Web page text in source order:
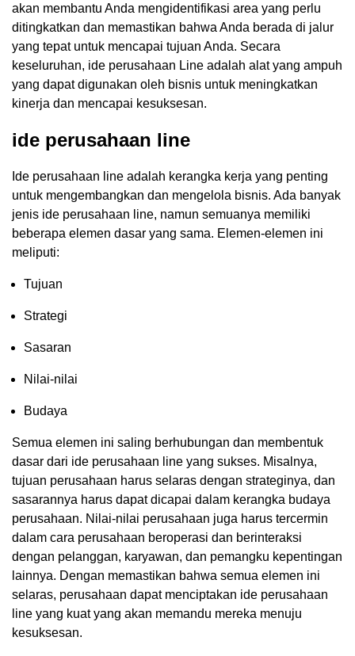
akan membantu Anda mengidentifikasi area yang perlu
ditingkatkan dan memastikan bahwa Anda berada di jalur
yang tepat untuk mencapai tujuan Anda. Secara
keseluruhan, ide perusahaan Line adalah alat yang ampuh
yang dapat digunakan oleh bisnis untuk meningkatkan
kinerja dan mencapai kesuksesan.
ide perusahaan line
Ide perusahaan line adalah kerangka kerja yang penting
untuk mengembangkan dan mengelola bisnis. Ada banyak
jenis ide perusahaan line, namun semuanya memiliki
beberapa elemen dasar yang sama. Elemen-elemen ini
meliputi:
Tujuan
Strategi
Sasaran
Nilai-nilai
Budaya
Semua elemen ini saling berhubungan dan membentuk
dasar dari ide perusahaan line yang sukses. Misalnya,
tujuan perusahaan harus selaras dengan strateginya, dan
sasarannya harus dapat dicapai dalam kerangka budaya
perusahaan. Nilai-nilai perusahaan juga harus tercermin
dalam cara perusahaan beroperasi dan berinteraksi
dengan pelanggan, karyawan, dan pemangku kepentingan
lainnya. Dengan memastikan bahwa semua elemen ini
selaras, perusahaan dapat menciptakan ide perusahaan
line yang kuat yang akan memandu mereka menuju
kesuksesan.